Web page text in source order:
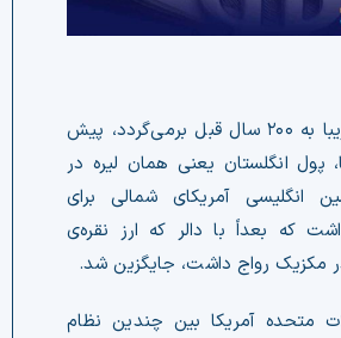
تاریخچه دلار تقریبا به ۲۰۰ سال قبل برمی‌گردد، پیش
پول انگلستان یعنی همان لیره در
انگلیسی آمریکای شمالی برای
که بعداً با دالر که ارز نقره‌ی
مکزیک رواج داشت، جایگزین شد.
متحده آمریکا بین چندین نظام